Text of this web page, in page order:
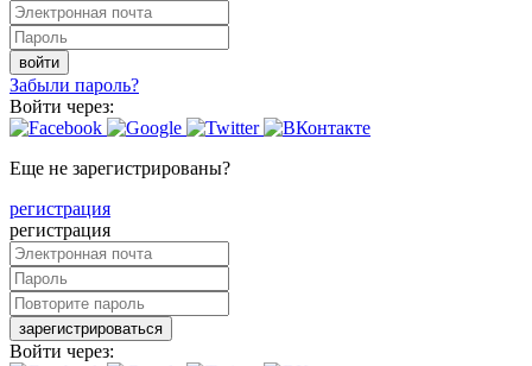
войти
Забыли пароль?
Войти через:
Еще не зарегистрированы?
регистрация
регистрация
зарегистрироваться
Войти через: